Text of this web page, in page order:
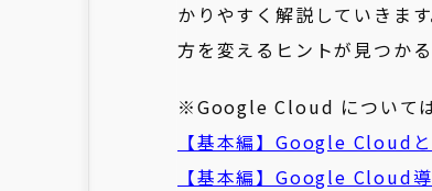
かりやすく解説していきま
方を変えるヒントが見つか
※Google Cloud について
【基本編】Google Cloud
【基本編】Google Cloud